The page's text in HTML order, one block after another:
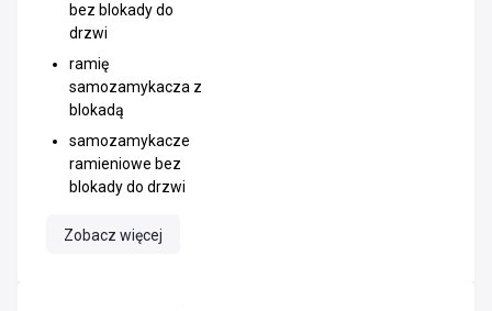
bez blokady do
drzwi
ramię
samozamykacza z
blokadą
samozamykacze
ramieniowe bez
blokady do drzwi
Zobacz więcej